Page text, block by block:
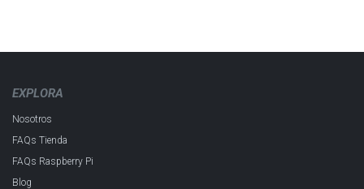
EXPLORA
Nosotros
FAQs Tienda
FAQs Raspberry Pi
Blog